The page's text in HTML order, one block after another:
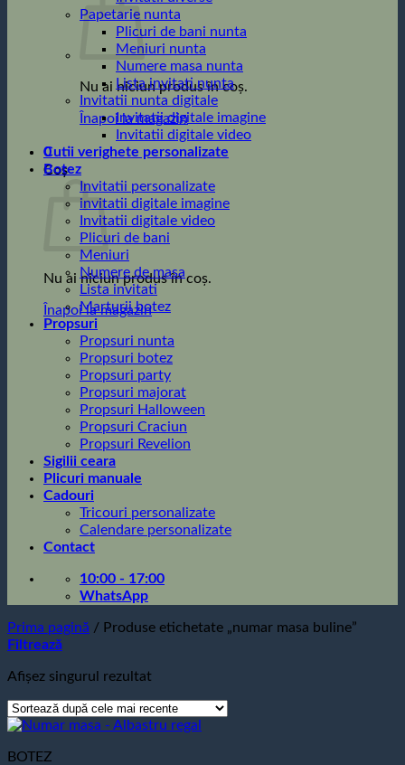
Nu ai niciun produs în coș.
Înapoi la magazin
0
Coș
Nu ai niciun produs în coș.
Înapoi la magazin
Papetarie nunta
Plicuri de bani nunta
Meniuri nunta
Numere masa nunta
Lista invitati nunta
Invitatii nunta digitale
Invitatii digitale imagine
Invitatii digitale video
Cutii verighete personalizate
Botez
Invitatii personalizate
invitatii digitale imagine
Invitatii digitale video
Plicuri de bani
Meniuri
Numere de masa
Lista invitati
Marturii botez
Propsuri
Propsuri nunta
Propsuri botez
Propsuri party
Propsuri majorat
Propsuri Halloween
Propsuri Craciun
Propsuri Revelion
Sigilii ceara
Plicuri manuale
Cadouri
Tricouri personalizate
Calendare personalizate
Contact
10:00 - 17:00
WhatsApp
Prima pagină / Produse etichetate „numar masa buline”
Filtrează
Afișez singurul rezultat
BOTEZ